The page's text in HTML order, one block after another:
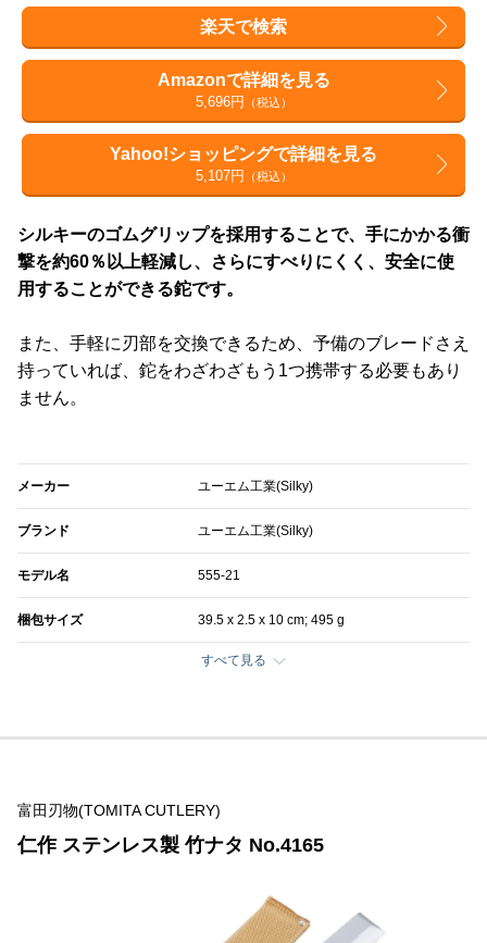
楽天で検索
Amazonで詳細を見る
5,696円 （税込）
Yahoo!ショッピングで詳細を見る
5,107円 （税込）
シルキーのゴムグリップを採用することで、手にかかる衝
撃を約60％以上軽減し、さらにすべりにくく、安全に使
用することができる鉈です。
また、手軽に刃部を交換できるため、予備のブレードさえ
持っていれば、鉈をわざわざもう1つ携帯する必要もあり
ません。
メーカー ユーエム工業(Silky)
ブランド ユーエム工業(Silky)
モデル名 555-21
梱包サイズ 39.5 x 2.5 x 10 cm; 495 g
すべて見る
富田刃物(TOMITA CUTLERY)
仁作 ステンレス製 竹ナタ No.4165